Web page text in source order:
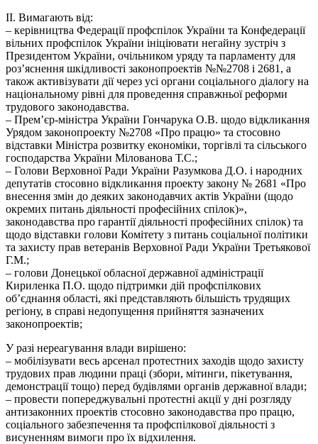
ІІ. Вимагають від:
– керівництва Федерації профспілок України та Конфедерації
вільних профспілок України ініціювати негайну зустріч з
Президентом України, очільником уряду та парламенту для
роз’яснення шкідливості законопроектів №№2708 і 2681, а
також активізувати дії через усі органи соціального діалогу на
національному рівні для проведення справжньої реформи
трудового законодавства.
– Прем’єр-міністра України Гончарука О.В. щодо відкликання
Урядом законопроекту №2708 «Про працю» та стосовно
відставки Міністра розвитку економіки, торгівлі та сільського
господарства України Мілованова Т.С.;
– Голови Верховної Ради України Разумкова Д.О. і народних
депутатів стосовно відкликання проекту закону № 2681 «Про
внесення змін до деяких законодавчих актів України (щодо
окремих питань діяльності професійних спілок)»,
законодавства про гарантії діяльності професійних спілок) та
щодо відставки голови Комітету з питань соціальної політики
та захисту прав ветеранів Верховної Ради України Третьякової
Г.М.;
– голови Донецької обласної державної адміністрації
Кириленка П.О. щодо підтримки дій профспілкових
об’єднання області, які представляють більшість трудящих
регіону, в справі недопущення прийняття зазначених
законопроектів;
У разі нереагування влади вирішено:
– мобілізувати весь арсенал протестних заходів щодо захисту
трудових прав людини праці (збори, мітинги, пікетування,
демонстрації тощо) перед будівлями органів державної влади;
– провести попереджувальні протестні акції у дні розгляду
антизаконних проектів стосовно законодавства про працю,
соціального забезпечення та профспілкової діяльності з
висуненням вимоги про їх відхилення.